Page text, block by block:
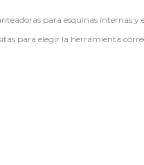
para esquinas internas y
para elegir la herramienta